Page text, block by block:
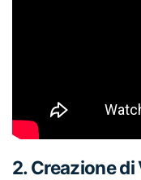
2. Creazione di